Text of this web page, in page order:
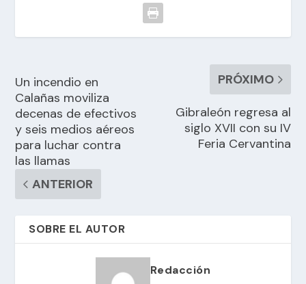
Un incendio en
Calañas moviliza
decenas de efectivos
y seis medios aéreos
para luchar contra
las llamas
ANTERIOR
PRÓXIMO
Gibraleón regresa al
siglo XVII con su IV
Feria Cervantina
SOBRE EL AUTOR
Redacción